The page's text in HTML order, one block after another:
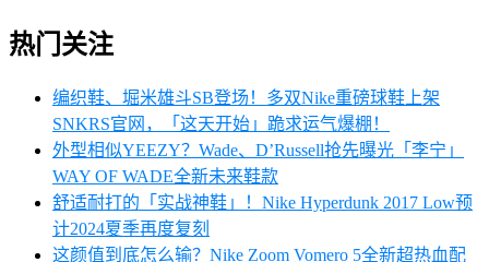
热门关注
编织鞋、堀米雄斗SB登场！多双Nike重磅球鞋上架
SNKRS官网，「这天开始」跪求运气爆棚！
外型相似YEEZY？Wade、D’Russell抢先曝光「李宁」
WAY OF WADE全新未来鞋款
舒适耐打的「实战神鞋」！Nike Hyperdunk 2017 Low预
计2024夏季再度复刻
这颜值到底怎么输？Nike Zoom Vomero 5全新超热血配